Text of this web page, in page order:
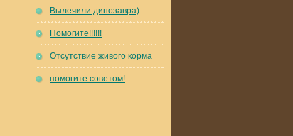
Вылечили динозавра)
Помогите!!!!!!
Отсутствие живого корма
помогите советом!